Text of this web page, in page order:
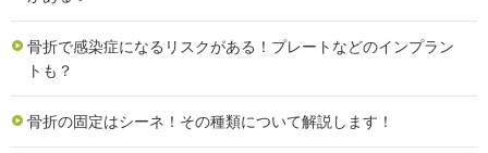
骨折で感染症になるリスクがある！プレートなどのインプラン
トも？
骨折の固定はシーネ！その種類について解説します！